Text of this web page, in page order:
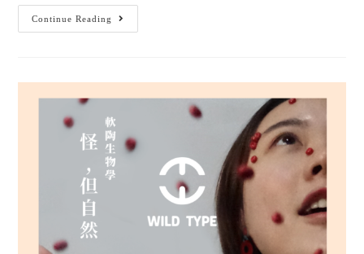
Continue Reading